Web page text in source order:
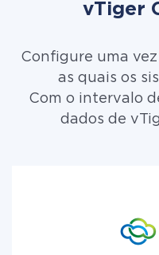
vTiger
Configure uma
as quais os
Com o intervalo
dados de